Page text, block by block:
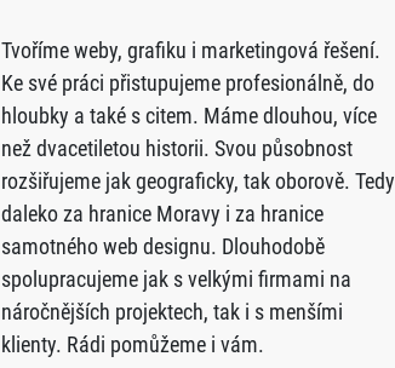
Tvoříme weby, grafiku i marketingová řešení.
Ke své práci přistupujeme profesionálně, do
hloubky a také s citem. Máme dlouhou, více
než dvacetiletou historii. Svou působnost
rozšiřujeme jak geograficky, tak oborově. Tedy
daleko za hranice Moravy i za hranice
samotného web designu. Dlouhodobě
spolupracujeme jak s velkými firmami na
náročnějších projektech, tak i s menšími
klienty. Rádi pomůžeme i vám.